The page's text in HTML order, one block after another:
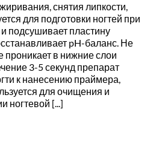
снятия липкости,
для подготовки ногтей при
подсушивает пластину
pH-баланс. Не
проникает в нижние слои
3-5 секунд препарат
к нанесению праймера,
для очищения и
ногтевой [...]